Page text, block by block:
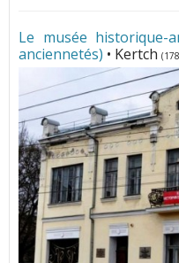
Le musée historique-
anciennetés) • Kertch